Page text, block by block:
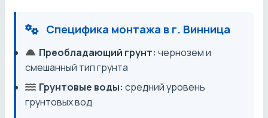
Специфика монтажа в г. Винница
Преобладающий грунт: чернозем и
смешанный тип грунта
Грунтовые воды: средний уровень
грунтовых вод